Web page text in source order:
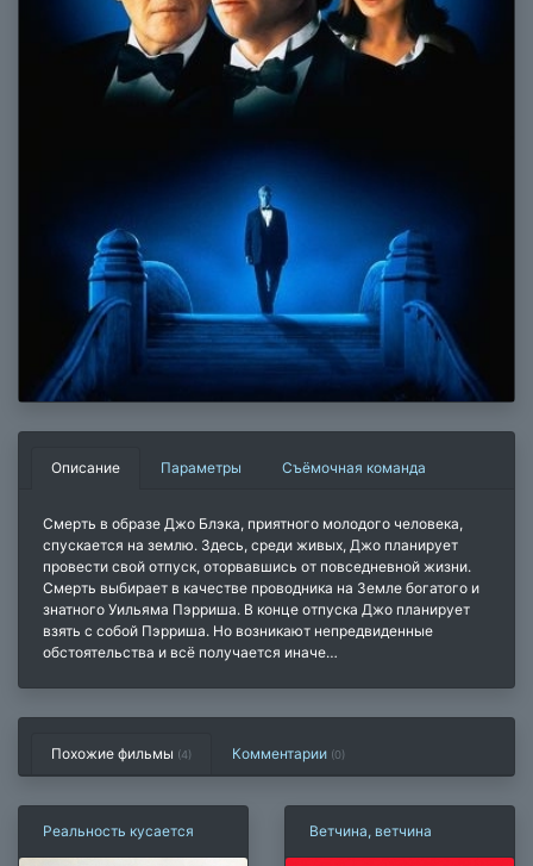
Описание Параметры Съёмочная команда
Смерть в образе Джо Блэка, приятного молодого человека,
спускается на землю. Здесь, среди живых, Джо планирует
провести свой отпуск, оторвавшись от повседневной жизни.
Смерть выбирает в качестве проводника на Земле богатого и
знатного Уильяма Пэрриша. В конце отпуска Джо планирует
взять с собой Пэрриша. Но возникают непредвиденные
обстоятельства и всё получается иначе…
Похожие фильмы (4) Комментарии (0)
Реальность кусается Ветчина, ветчина